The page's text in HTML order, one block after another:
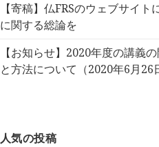
【寄稿】仏FRSのウェブサイト
に関する総論を
【お知らせ】2020年度の講義
と方法について（2020年6月26
人気の投稿